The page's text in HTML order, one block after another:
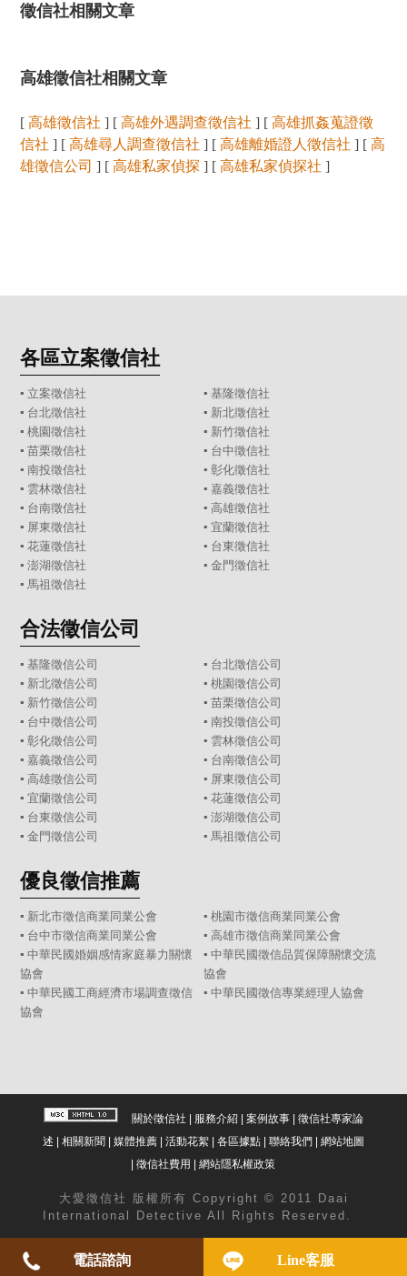
徵信社相關文章
高雄徵信社相關文章
[高雄徵信社 ] [高雄外遇調查徵信社 ] [高雄抓姦蒐證徵
信社 ] [高雄尋人調查徵信社 ] [高雄離婚證人徵信社 ] [高
雄徵信公司 ] [高雄私家偵探 ] [高雄私家偵探社 ]
各區立案徵信社
▪ 立案徵信社 ▪ 基隆徵信社
▪ 台北徵信社 ▪ 新北徵信社
▪桃園徵信社 ▪ 新竹徵信社
▪苗栗徵信社 ▪ 台中徵信社
▪南投徵信社 ▪ 彰化徵信社
▪ 雲林徵信社 ▪ 嘉義徵信社
▪ 台南徵信社 ▪ 高雄徵信社
▪ 屏東徵信社 ▪ 宜蘭徵信社
▪花蓮徵信社 ▪ 台東徵信社
▪澎湖徵信社 ▪ 金門徵信社
▪ 馬祖徵信社
合法徵信公司
▪基隆徵信公司 ▪ 台北徵信公司
▪ 新北徵信公司 ▪ 桃園徵信公司
▪ 新竹徵信公司 ▪ 苗栗徵信公司
▪ 台中徵信公司 ▪ 南投徵信公司
▪彰化徵信公司 ▪ 雲林徵信公司
▪嘉義徵信公司 ▪ 台南徵信公司
▪高雄徵信公司 ▪ 屏東徵信公司
▪宜蘭徵信公司 ▪ 花蓮徵信公司
▪ 台東徵信公司 ▪ 澎湖徵信公司
▪金門徵信公司 ▪ 馬祖徵信公司
優良徵信推薦
▪ 新北市徵信商業同業公會
▪ 桃園市徵信商業同業公會
▪ 台中市徵信商業同業公會
▪ 高雄市徵信商業同業公會
▪ 中華民國婚姻感情家庭暴力關懷
協會
▪ 中華民國徵信品質保障關懷交流
協會
▪ 中華民國工商經濟市場調查徵信
協會
▪ 中華民國徵信專業經理人協會
關於徵信社 服務介紹| 案例故事| 徵信社專家論
述
相關新聞 媒體推薦| 活動花絮| 各區據點| 聯絡我們
網站地圖
|徵信社費用 |網站隱私權政策
大愛 徵信社
版權所有 Copyright © 2011 Daai
International Detective All Rights Reserved.
電話諮詢 Line客服